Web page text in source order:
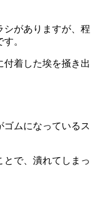
シがありますが、程
。
付着した埃を掻き出
ゴムになっているス
とで、潰れてしまっ